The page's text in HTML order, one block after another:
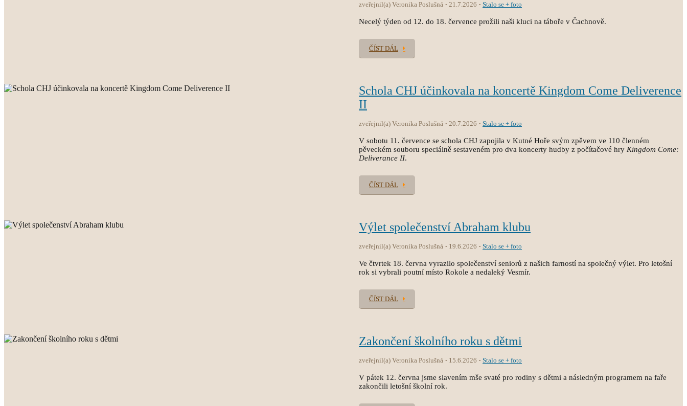
zveřejnil(a) Veronika Poslušná 21.7.2026 Stalo se + foto
Necelý týden od 12. do 18. července prožili naši kluci na táboře v Čachnově.
ČÍST DÁL
Schola CHJ účinkovala na koncertě Kingdom Come Deliverence
II
zveřejnil(a) Veronika Poslušná 20.7.2026 Stalo se + foto
V sobotu 11. července se schola CHJ zapojila v Kutné Hoře svým zpěvem ve 110 členném
pěveckém souboru speciálně sestaveném pro dva koncerty hudby z počítačové hry Kingdom Come:
Deliverance II.
ČÍST DÁL
Výlet společenství Abraham klubu
zveřejnil(a) Veronika Poslušná 19.6.2026 Stalo se + foto
Ve čtvrtek 18. června vyrazilo společenství seniorů z našich farností na společný výlet. Pro letošní
rok si vybrali poutní místo Rokole a nedaleký Vesmír.
ČÍST DÁL
Zakončení školního roku s dětmi
zveřejnil(a) Veronika Poslušná 15.6.2026 Stalo se + foto
V pátek 12. června jsme slavením mše svaté pro rodiny s dětmi a následným programem na faře
zakončili letošní školní rok.